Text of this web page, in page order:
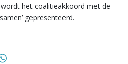
het coalitieakkoord met de
gepresenteerd.